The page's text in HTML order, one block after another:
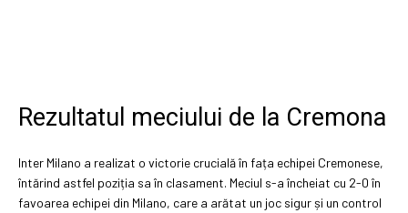
Rezultatul meciului de la Cremona
Inter Milano a realizat o victorie crucială în fața echipei Cremonese,
întărind astfel poziția sa în clasament. Meciul s-a încheiat cu 2-0 în
favoarea echipei din Milano, care a arătat un joc sigur și un control